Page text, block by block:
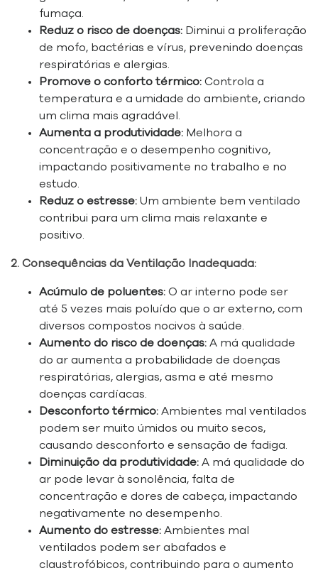
fumaça.
Reduz o risco de doenças: Diminui a proliferação
de mofo, bactérias e vírus, prevenindo doenças
respiratórias e alergias.
Promove o conforto térmico: Controla a
temperatura e a umidade do ambiente, criando
um clima mais agradável.
Aumenta a produtividade: Melhora a
concentração e o desempenho cognitivo,
impactando positivamente no trabalho e no
estudo.
Reduz o estresse: Um ambiente bem ventilado
contribui para um clima mais relaxante e
positivo.
2. Consequências da Ventilação Inadequada:
Acúmulo de poluentes: O ar interno pode ser
até 5 vezes mais poluído que o ar externo, com
diversos compostos nocivos à saúde.
Aumento do risco de doenças: A má qualidade
do ar aumenta a probabilidade de doenças
respiratórias, alergias, asma e até mesmo
doenças cardíacas.
Desconforto térmico: Ambientes mal ventilados
podem ser muito úmidos ou muito secos,
causando desconforto e sensação de fadiga.
Diminuição da produtividade: A má qualidade do
ar pode levar à sonolência, falta de
concentração e dores de cabeça, impactando
negativamente no desempenho.
Aumento do estresse: Ambientes mal
ventilados podem ser abafados e
claustrofóbicos, contribuindo para o aumento